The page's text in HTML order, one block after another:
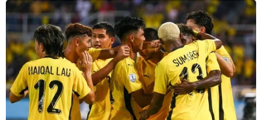
TIN CÙNG CHUYÊN MỤC